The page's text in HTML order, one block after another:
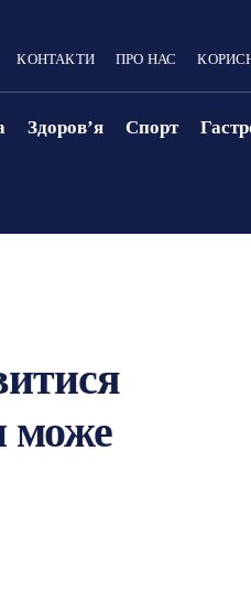
КОНТАКТИ ПРО НАС
Здоровʼя Спорт
може